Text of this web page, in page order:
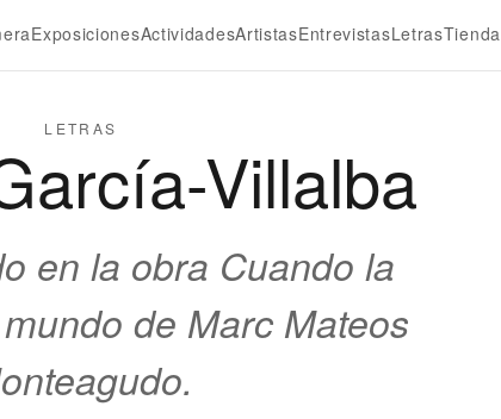
ExposicionesActividadesArtistasEntrevistasLetrasTienda
LETRAS
Villalba
en la obra Cuando la
de Marc Mateos